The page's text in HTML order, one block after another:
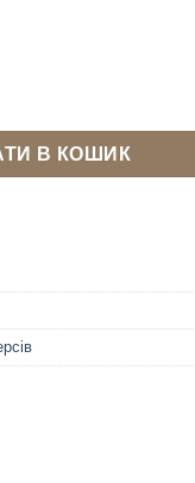
(Китай) кількість
В КОШИК